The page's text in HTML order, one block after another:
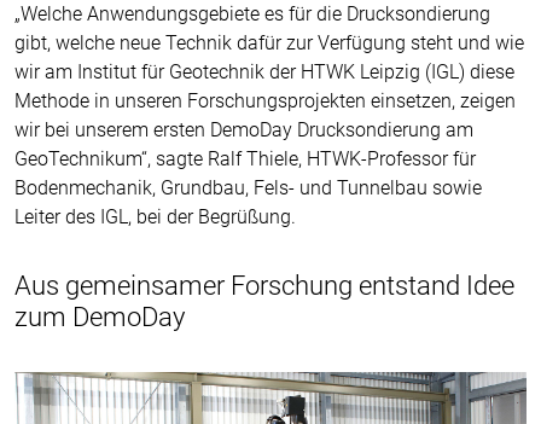
„Welche Anwendungsgebiete es für die Drucksondierung
gibt, welche neue Technik dafür zur Verfügung steht und wie
wir am Institut für Geotechnik der HTWK Leipzig (IGL) diese
Methode in unseren Forschungsprojekten einsetzen, zeigen
wir bei unserem ersten DemoDay Drucksondierung am
GeoTechnikum“, sagte Ralf Thiele, HTWK-Professor für
Bodenmechanik, Grundbau, Fels- und Tunnelbau sowie
Leiter des IGL, bei der Begrüßung.
Aus gemeinsamer Forschung entstand Idee
zum DemoDay